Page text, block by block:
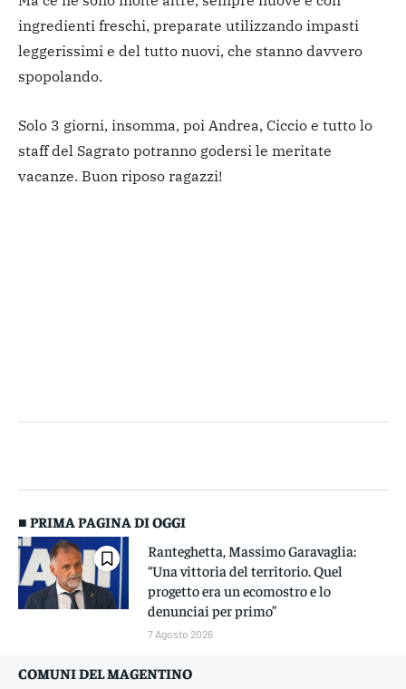
ingredienti freschi, preparate utilizzando impasti
leggerissimi e del tutto nuovi, che stanno davvero
spopolando.
Solo 3 giorni, insomma, poi Andrea, Ciccio e tutto lo
staff del Sagrato potranno godersi le meritate
vacanze. Buon riposo ragazzi!
■ PRIMA PAGINA DI OGGI
Ranteghetta, Massimo Garavaglia:
“Una vittoria del territorio. Quel
progetto era un ecomostro e lo
denunciai per primo”
7 Agosto 2026
COMUNI DEL MAGENTINO